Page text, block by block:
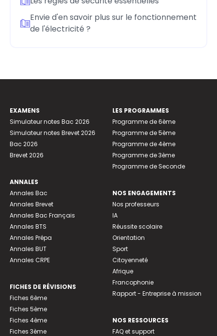
Envie d'en savoir plus sur le fonctionnement
de l'électricité ?
EXAMENS
Simulateur notes Bac 2026
Simulateur notes Brevet 2026
Bac 2026
Brevet 2026
ANNALES
Annales Bac
Annales Brevet
Annales Bac Français
Annales BTS
Annales Prépa
Annales BUT
Annales CRPE
FICHES DE RÉVISIONS
Fiches 6ème
Fiches 5ème
Fiches 4ème
Fiches 3ème
LES PROGRAMMES
Programme de 6ème
Programme de 5ème
Programme de 4ème
Programme de 3ème
Programme de Seconde
NOS ENGAGEMENTS
Nos professeurs
IA
Réussite scolaire
Orientation
Sport
Citoyenneté
Afrique
Francophonie
Rapport - Entreprise à mission
NOS RESSOURCES
FAQ et support